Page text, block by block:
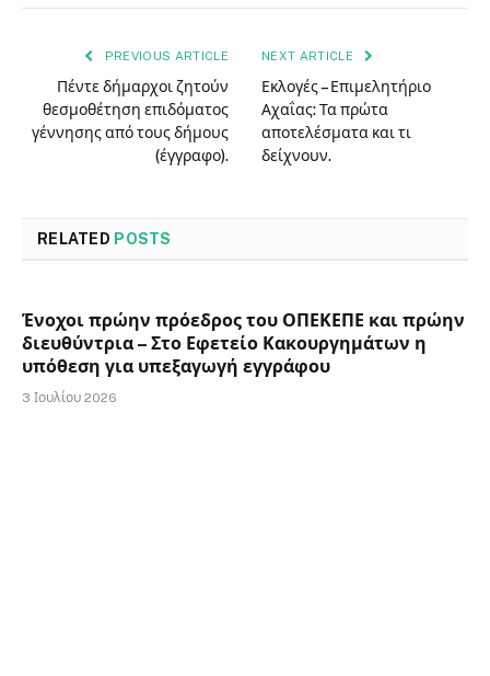
PREVIOUS ARTICLE
Πέντε δήμαρχοι ζητούν
θεσμοθέτηση επιδόματος
γέννησης από τους δήμους
(έγγραφο).
NEXT ARTICLE
Εκλογές – Επιμελητήριο
Αχαΐας: Τα πρώτα
αποτελέσματα και τι
δείχνουν.
RELATED POSTS
Ένοχοι πρώην πρόεδρος του ΟΠΕΚΕΠΕ και πρώην
διευθύντρια – Στο Εφετείο Κακουργημάτων η
υπόθεση για υπεξαγωγή εγγράφου
3 Ιουλίου 2026